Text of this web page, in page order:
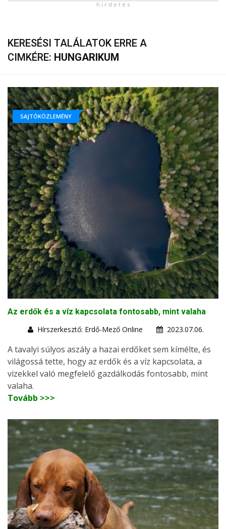
h i r d e t é s
KERESÉSI TALÁLATOK ERRE A
CIMKÉRE: HUNGARIKUM
SAJTÓKÖZLEMÉNY
Az erdők és a víz kapcsolata fontosabb, mint valaha
Hírszerkesztő: Erdő-Mező Online
2023.07.06.
A tavalyi súlyos aszály a hazai erdőket sem kímélte, és
világossá tette, hogy az erdők és a víz kapcsolata, a
vizekkel való megfelelő gazdálkodás fontosabb, mint
valaha.
Tovább >>>